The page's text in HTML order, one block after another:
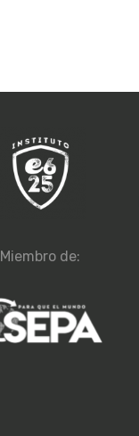
Miembro de: